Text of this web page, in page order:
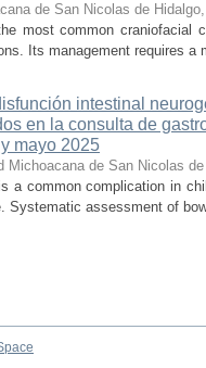
de San Nicolas de Hidalgo
most common craniofacial
Its management requires a
intestinal
en la consulta de
mayo 2025
Michoacana de San Nicolas
a common complication in
Systematic assessment of